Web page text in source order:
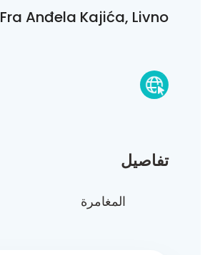
تفاصيل
المغامرة
Fra Anđela Kajića, Livno